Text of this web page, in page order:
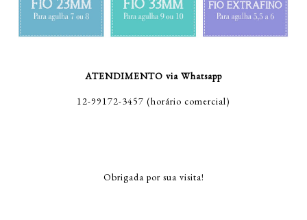
ATENDIMENTO via Whatsapp
12-99172-3457 (horário comercial)
Obrigada por sua visita!